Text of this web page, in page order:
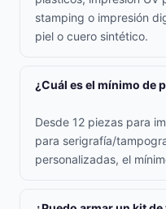
stamping o impresión
piel o cuero sintético.
¿Cuál es el mínimo de
Desde 12 piezas para
para serigrafía/
personalizadas, el